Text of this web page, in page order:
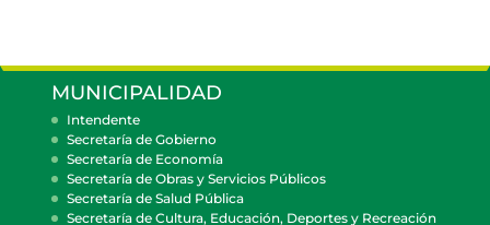
MUNICIPALIDAD
Intendente
Secretaría de Gobierno
Secretaría de Economía
Secretaría de Obras y Servicios Públicos
Secretaría de Salud Pública
Secretaría de Cultura, Educación, Deportes y Recreación